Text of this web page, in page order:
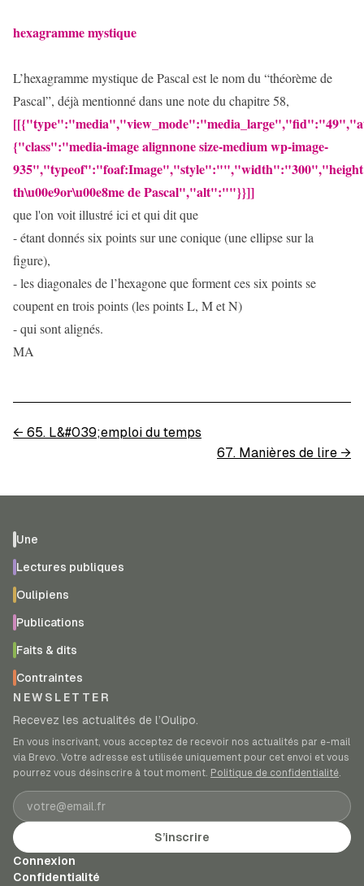
hexagramme mystique
L’hexagramme mystique de Pascal est le nom du “théorème de
Pascal”, déjà mentionné dans une note du chapitre 58,
{"class":"media-image alignnone size-medium wp-image-
th\u00e9or\u00e8me de Pascal","alt":""}}]]
que l'on voit illustré ici et qui dit que
- étant donnés six points sur une conique (une ellipse sur la
figure),
- les diagonales de l’hexagone que forment ces six points se
coupent en trois points (les points L, M et N)
- qui sont alignés.
MA
← 65. L&#039;emploi du temps
67. Manières de lire →
Une
Lectures publiques
Oulipiens
Publications
Faits & dits
Contraintes
NEWSLETTER
Recevez les actualités de l’Oulipo.
En vous inscrivant, vous acceptez de recevoir nos actualités par e-mail
via Brevo. Votre adresse est utilisée uniquement pour cet envoi et vous
pourrez vous désinscrire à tout moment. Politique de confidentialité.
Adresse e-mail
S’inscrire
Connexion
Confidentialité